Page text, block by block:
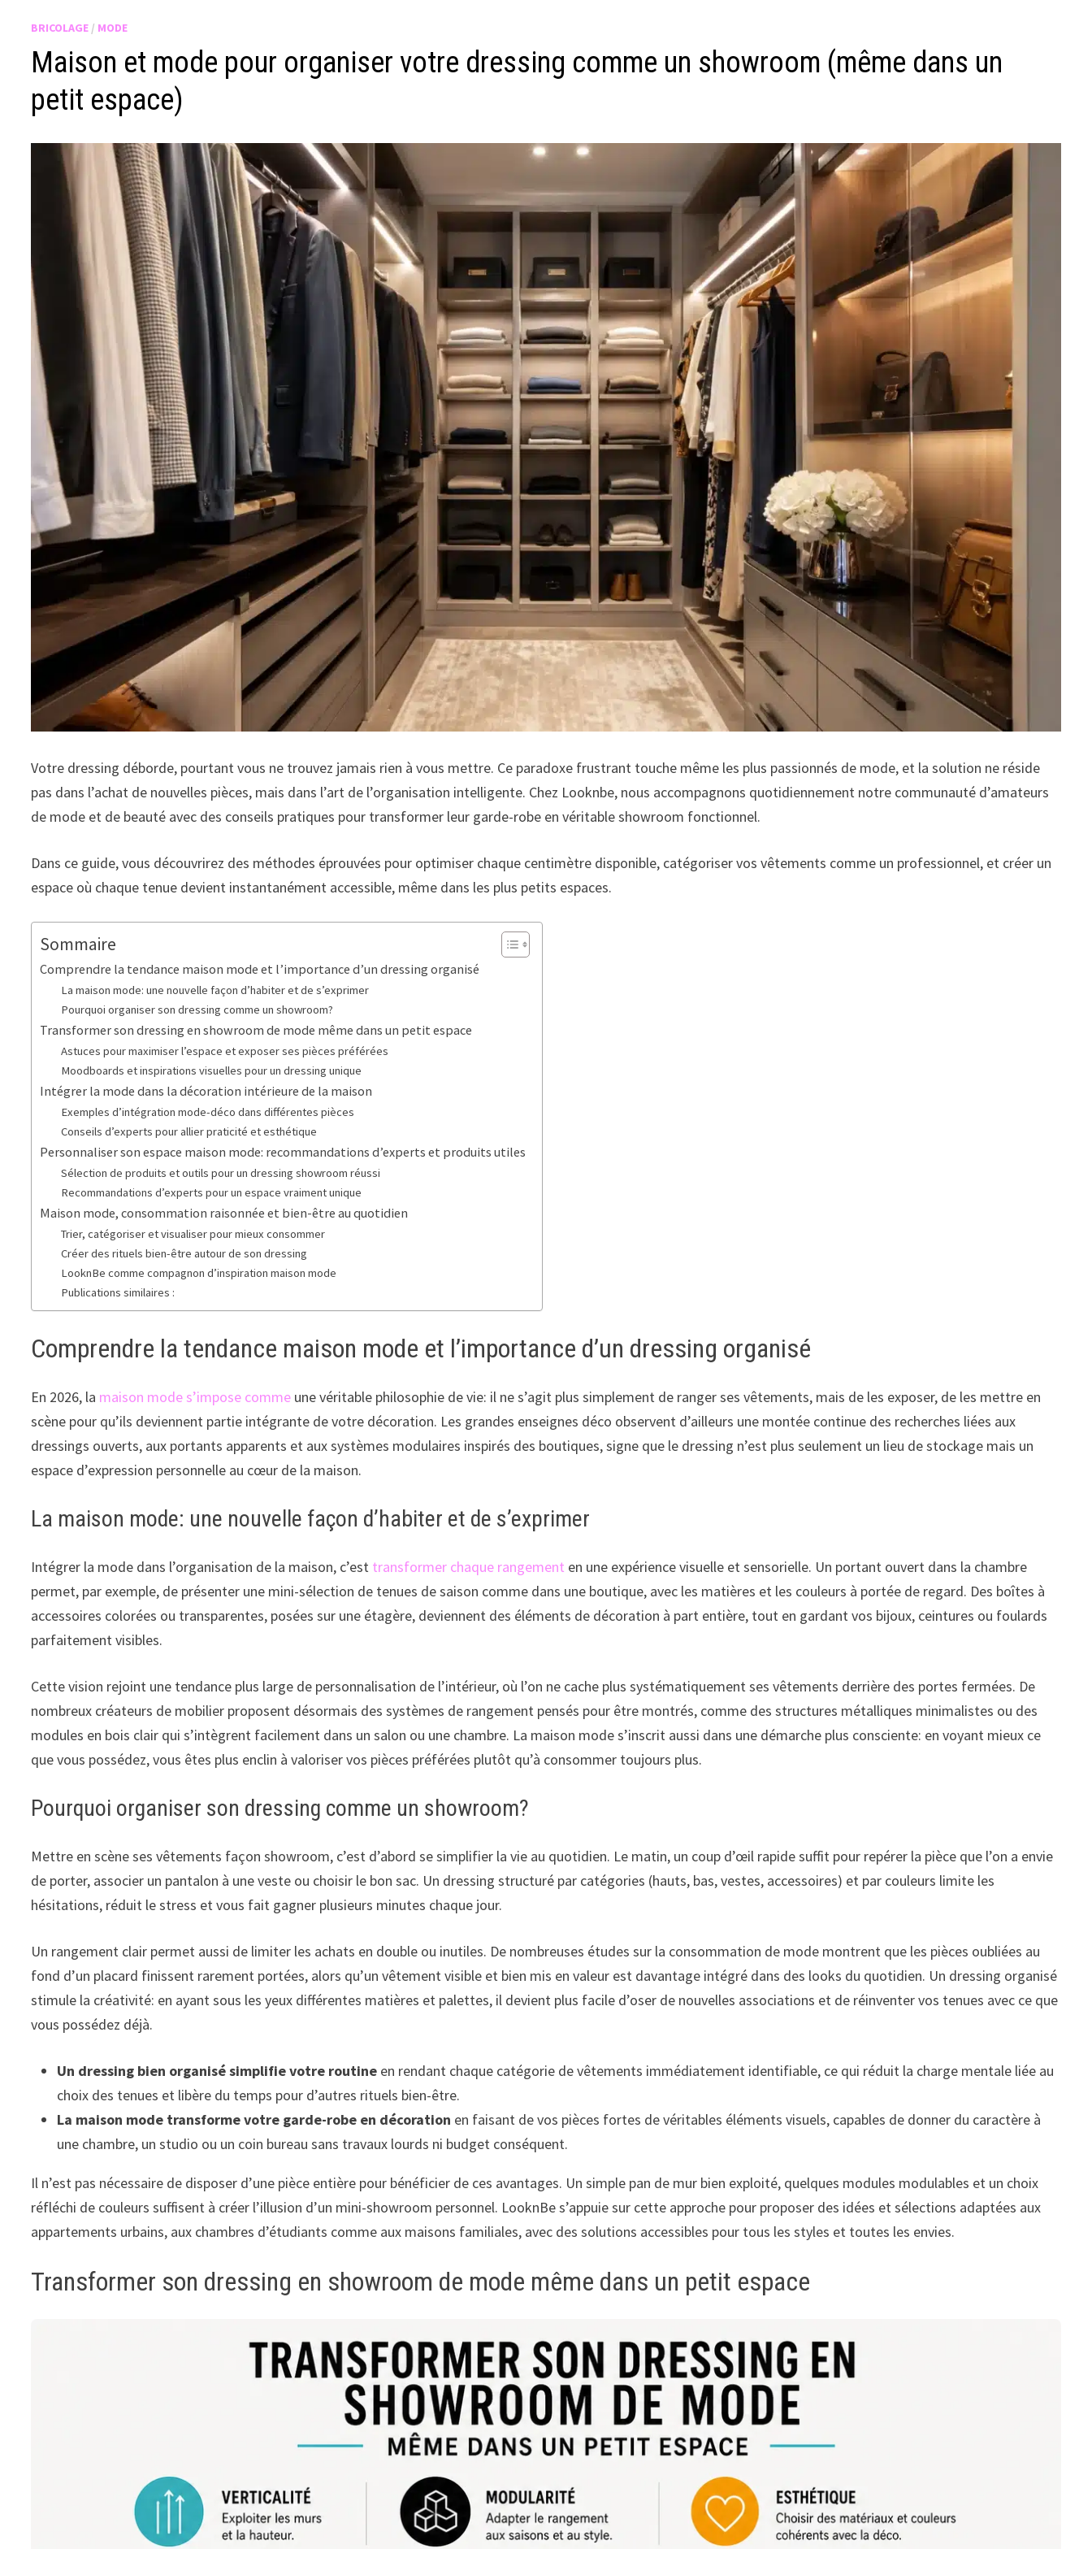
BRICOLAGE / MODE
Maison et mode pour organiser votre dressing comme un showroom (même dans un
petit espace)
Votre dressing déborde, pourtant vous ne trouvez jamais rien à vous mettre. Ce paradoxe frustrant touche même les plus passionnés de mode, et la solution ne réside
pas dans l’achat de nouvelles pièces, mais dans l’art de l’organisation intelligente. Chez Looknbe, nous accompagnons quotidiennement notre communauté d’amateurs
de mode et de beauté avec des conseils pratiques pour transformer leur garde-robe en véritable showroom fonctionnel.
Dans ce guide, vous découvrirez des méthodes éprouvées pour optimiser chaque centimètre disponible, catégoriser vos vêtements comme un professionnel, et créer un
espace où chaque tenue devient instantanément accessible, même dans les plus petits espaces.
Sommaire
Comprendre la tendance maison mode et l’importance d’un dressing organisé
La maison mode: une nouvelle façon d’habiter et de s’exprimer
Pourquoi organiser son dressing comme un showroom?
Transformer son dressing en showroom de mode même dans un petit espace
Astuces pour maximiser l’espace et exposer ses pièces préférées
Moodboards et inspirations visuelles pour un dressing unique
Intégrer la mode dans la décoration intérieure de la maison
Exemples d’intégration mode-déco dans différentes pièces
Conseils d’experts pour allier praticité et esthétique
Personnaliser son espace maison mode: recommandations d’experts et produits utiles
Sélection de produits et outils pour un dressing showroom réussi
Recommandations d’experts pour un espace vraiment unique
Maison mode, consommation raisonnée et bien-être au quotidien
Trier, catégoriser et visualiser pour mieux consommer
Créer des rituels bien-être autour de son dressing
LooknBe comme compagnon d’inspiration maison mode
Publications similaires :
Comprendre la tendance maison mode et l’importance d’un dressing organisé
En 2026, la maison mode s’impose comme une véritable philosophie de vie: il ne s’agit plus simplement de ranger ses vêtements, mais de les exposer, de les mettre en
scène pour qu’ils deviennent partie intégrante de votre décoration. Les grandes enseignes déco observent d’ailleurs une montée continue des recherches liées aux
dressings ouverts, aux portants apparents et aux systèmes modulaires inspirés des boutiques, signe que le dressing n’est plus seulement un lieu de stockage mais un
espace d’expression personnelle au cœur de la maison.
La maison mode: une nouvelle façon d’habiter et de s’exprimer
Intégrer la mode dans l’organisation de la maison, c’est transformer chaque rangement en une expérience visuelle et sensorielle. Un portant ouvert dans la chambre
permet, par exemple, de présenter une mini-sélection de tenues de saison comme dans une boutique, avec les matières et les couleurs à portée de regard. Des boîtes à
accessoires colorées ou transparentes, posées sur une étagère, deviennent des éléments de décoration à part entière, tout en gardant vos bijoux, ceintures ou foulards
parfaitement visibles.
Cette vision rejoint une tendance plus large de personnalisation de l’intérieur, où l’on ne cache plus systématiquement ses vêtements derrière des portes fermées. De
nombreux créateurs de mobilier proposent désormais des systèmes de rangement pensés pour être montrés, comme des structures métalliques minimalistes ou des
modules en bois clair qui s’intègrent facilement dans un salon ou une chambre. La maison mode s’inscrit aussi dans une démarche plus consciente: en voyant mieux ce
que vous possédez, vous êtes plus enclin à valoriser vos pièces préférées plutôt qu’à consommer toujours plus.
Pourquoi organiser son dressing comme un showroom?
Mettre en scène ses vêtements façon showroom, c’est d’abord se simplifier la vie au quotidien. Le matin, un coup d’œil rapide suffit pour repérer la pièce que l’on a envie
de porter, associer un pantalon à une veste ou choisir le bon sac. Un dressing structuré par catégories (hauts, bas, vestes, accessoires) et par couleurs limite les
hésitations, réduit le stress et vous fait gagner plusieurs minutes chaque jour.
Un rangement clair permet aussi de limiter les achats en double ou inutiles. De nombreuses études sur la consommation de mode montrent que les pièces oubliées au
fond d’un placard finissent rarement portées, alors qu’un vêtement visible et bien mis en valeur est davantage intégré dans des looks du quotidien. Un dressing organisé
stimule la créativité: en ayant sous les yeux différentes matières et palettes, il devient plus facile d’oser de nouvelles associations et de réinventer vos tenues avec ce que
vous possédez déjà.
Un dressing bien organisé simplifie votre routine en rendant chaque catégorie de vêtements immédiatement identifiable, ce qui réduit la charge mentale liée au
choix des tenues et libère du temps pour d’autres rituels bien-être.
La maison mode transforme votre garde-robe en décoration en faisant de vos pièces fortes de véritables éléments visuels, capables de donner du caractère à
une chambre, un studio ou un coin bureau sans travaux lourds ni budget conséquent.
Il n’est pas nécessaire de disposer d’une pièce entière pour bénéficier de ces avantages. Un simple pan de mur bien exploité, quelques modules modulables et un choix
réfléchi de couleurs suffisent à créer l’illusion d’un mini-showroom personnel. LooknBe s’appuie sur cette approche pour proposer des idées et sélections adaptées aux
appartements urbains, aux chambres d’étudiants comme aux maisons familiales, avec des solutions accessibles pour tous les styles et toutes les envies.
Transformer son dressing en showroom de mode même dans un petit espace